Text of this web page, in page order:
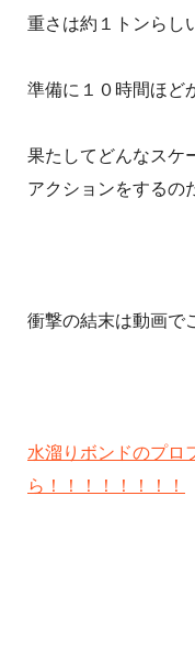
重さは約１トンらし
準備に１０時間ほど
果たしてどんなスケ
アクションをするの
衝撃の結末は動画で
水溜りボンドのプロ
ら！！！！！！！！